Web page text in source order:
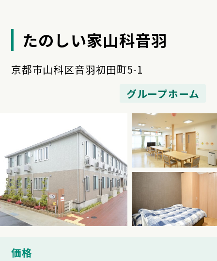
たのしい家山科音羽
京都市山科区音羽初田町5-1
グループホーム
価格